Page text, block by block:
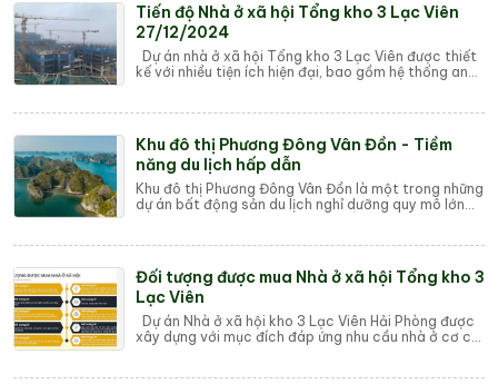
Tiến độ Nhà ở xã hội Tổng kho 3 Lạc Viên
27/12/2024
Dự án nhà ở xã hội Tổng kho 3 Lạc Viên được thiết
kế với nhiều tiện ích hiện đại, bao gồm hệ thống an
Khu đô thị Phương Đông Vân Đồn - Tiềm
năng du lịch hấp dẫn
Khu đô thị Phương Đông Vân Đồn là một trong những
dự án bất động sản du lịch nghỉ dưỡng quy mô lớn
Đối tượng được mua Nhà ở xã hội Tổng kho 3
Lạc Viên
Dự án Nhà ở xã hội kho 3 Lạc Viên Hải Phòng được
xây dựng với mục đích đáp ứng nhu cầu nhà ở cơ cư